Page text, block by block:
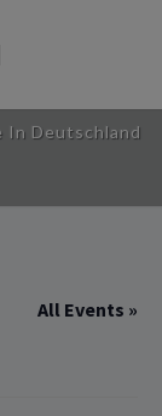
In Deutschland
« All Events